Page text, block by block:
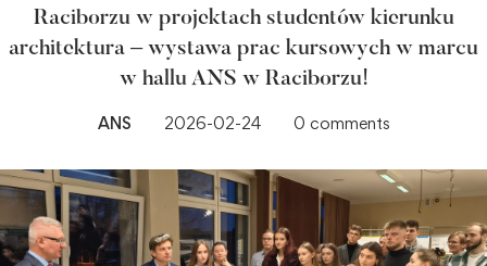
Raciborzu w projektach studentów kierunku
architektura – wystawa prac kursowych w marcu
w hallu ANS w Raciborzu!
ANS 2026-02-24 0 comments